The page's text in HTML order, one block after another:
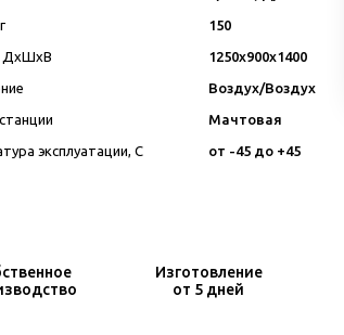
150
ДхШхВ 1250х900х1400
Воздух/Воздух
Мачтовая
эксплуатации, С от -45 до +45
Изготовление
от 5 дней